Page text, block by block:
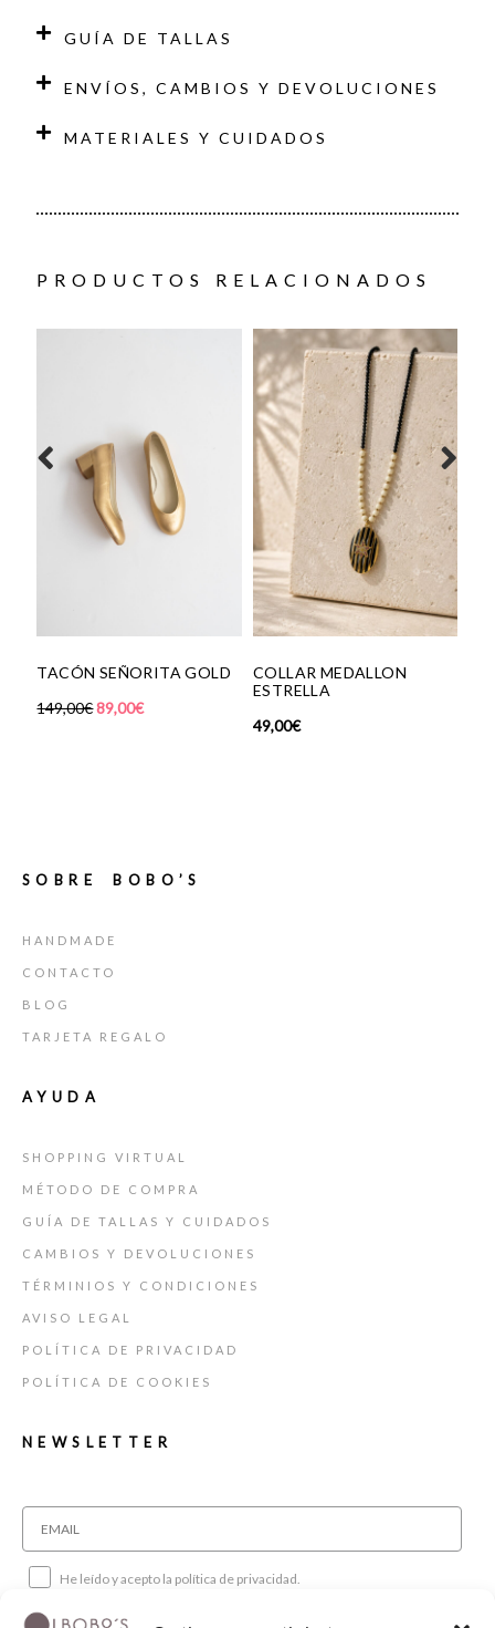
GUÍA DE TALLAS
ENVÍOS, CAMBIOS Y DEVOLUCIONES
MATERIALES Y CUIDADOS
PRODUCTOS RELACIONADOS
TACÓN SEÑORITA GOLD
149,00€89,00€
COLLAR MEDALLON
ESTRELLA
49,00€
SOBRE BOBO’S
HANDMADE
CONTACTO
BLOG
TARJETA REGALO
AYUDA
SHOPPING VIRTUAL
MÉTODO DE COMPRA
GUÍA DE TALLAS Y CUIDADOS
CAMBIOS Y DEVOLUCIONES
TÉRMINIOS Y CONDICIONES
AVISO LEGAL
POLÍTICA DE PRIVACIDAD
POLÍTICA DE COOKIES
NEWSLETTER
He leído y acepto la política de privacidad.